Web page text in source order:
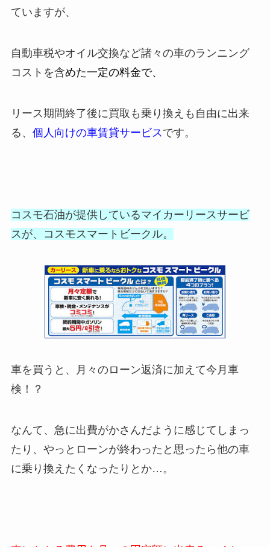
ていますが、
自動車税やオイル交換など諸々の車のランニング
コストを含めた一定の料金で、
リース期間終了後に買取も乗り換えも自由に出来
る、 個人向けの車賃貸サービスです。
コスモ石油が提供しているマイカーリースサービ
スが、コスモスマートビークル。
車を買うと、月々のローン返済に加えて今月車
検！？
なんて、急に出費がかさんだように感じてしまっ
たり、やっとローンが終わったと思ったら他の車
に乗り換えたくなったりとか…。